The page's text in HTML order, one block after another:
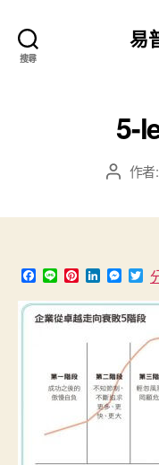
搜尋
易
5-
文 作者:
F
a
c
e
L
n
e
P
n
t
t
L
n
k
n
M
e
s
s
g
e
r
T
w
i
t
e